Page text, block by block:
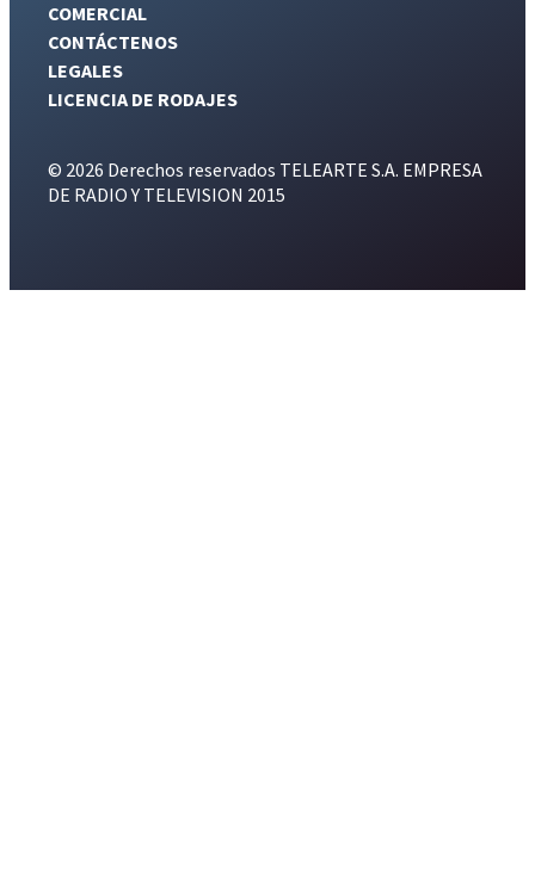
COMERCIAL
CONTÁCTENOS
LEGALES
LICENCIA DE RODAJES
© 2026 Derechos reservados TELEARTE S.A. EMPRESA
DE RADIO Y TELEVISION 2015